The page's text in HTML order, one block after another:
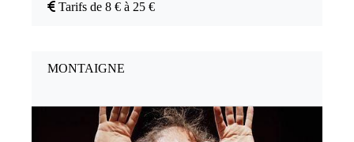
Tarifs de 8 € à 25 €
MONTAIGNE